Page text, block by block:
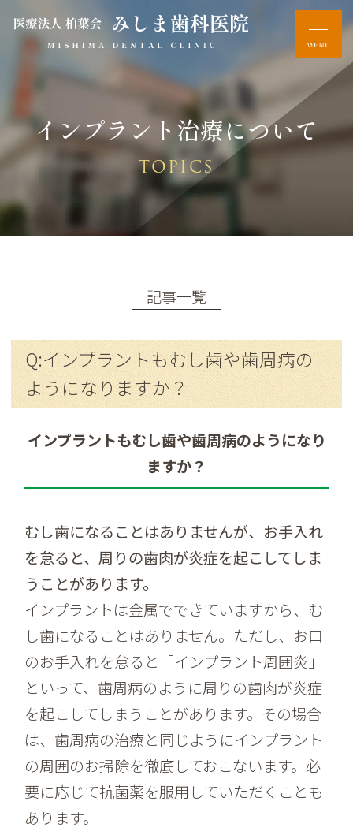
インプラント治療について
TOPICS
│記事一覧│
Q:インプラントもむし歯や歯周病の
ようになりますか？
インプラントもむし歯や歯周病のようになり
ますか？
むし歯になることはありませんが、お手入れ
を怠ると、周りの歯肉が炎症を起こしてしま
うことがあります。
インプラントは金属でできていますから、む
し歯になることはありません。ただし、お口
のお手入れを怠ると「インプラント周囲炎」
といって、歯周病のように周りの歯肉が炎症
を起こしてしまうことがあります。その場合
は、歯周病の治療と同じようにインプラント
の周囲のお掃除を徹底しておこないます。必
要に応じて抗菌薬を服用していただくことも
あります。